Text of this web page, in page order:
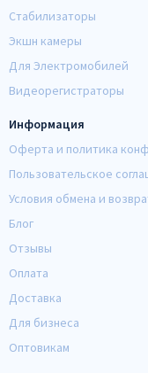
Стабилизаторы
Экшн камеры
Для Электромобилей
Видеорегистраторы
Информация
Оферта и политика
Пользовательское
Условия обмена и
Блог
Отзывы
Оплата
Доставка
Для бизнеса
Оптовикам